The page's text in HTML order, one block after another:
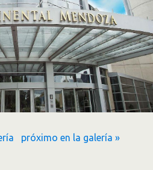
próximo en la galería »